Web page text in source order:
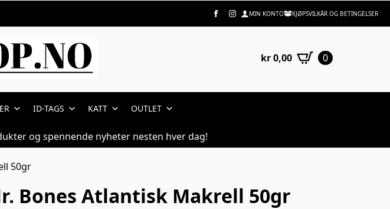
MIN KONTO KJØPSVILKÅR OG BETINGELSER
kr0,00 0
ID-TAGS KATT OUTLET
og spennende nyheter nesten hver dag!
50gr
Bones Atlantisk Makrell 50gr